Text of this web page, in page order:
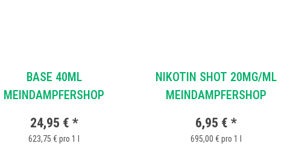
BASE 40ML
MEINDAMPFERSHOP
24,95 € *
623,75 € pro 1 l
NIKOTIN SHOT 20MG/ML
MEINDAMPFERSHOP
6,95 € *
695,00 € pro 1 l